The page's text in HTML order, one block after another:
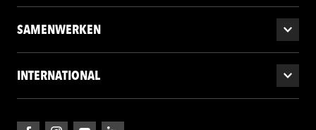
SAMENWERKEN
INTERNATIONAL